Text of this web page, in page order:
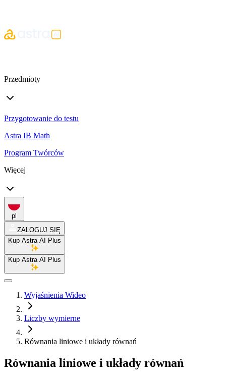
Przedmioty
Przygotowanie do testu
Astra IB Math
Program Twórców
Więcej
pl
ZALOGUJ SIĘ
Kup Astra AI Plus
Kup Astra AI Plus
Wyjaśnienia Wideo
Liczby wymierne
Równania liniowe i układy równań
Równania liniowe i układy równań